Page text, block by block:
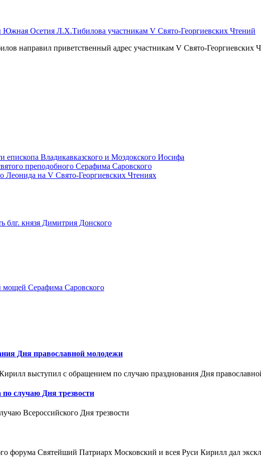
Южная Осетия Л.Х.Тибилова участникам V Свято-Георгиевских Чтений
направил приветственный адрес участникам V Свято-Георгиевских
Владикавказского и Моздокского Иосифа
преподобного Серафима Саровского
Леонида на V Свято-Георгиевских Чтениях
блг. князя Димитрия Донского
Серафима Саровского
Дня православной молодежи
выступил с обращением по случаю празднования Дня
случаю Дня трезвости
Всероссийского Дня трезвости
форума Святейший Патриарх Московский и всея Руси Кирилл дал